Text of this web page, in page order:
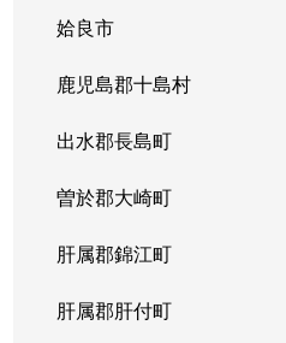
姶良市
鹿児島郡十島村
出水郡長島町
曽於郡大崎町
肝属郡錦江町
肝属郡肝付町